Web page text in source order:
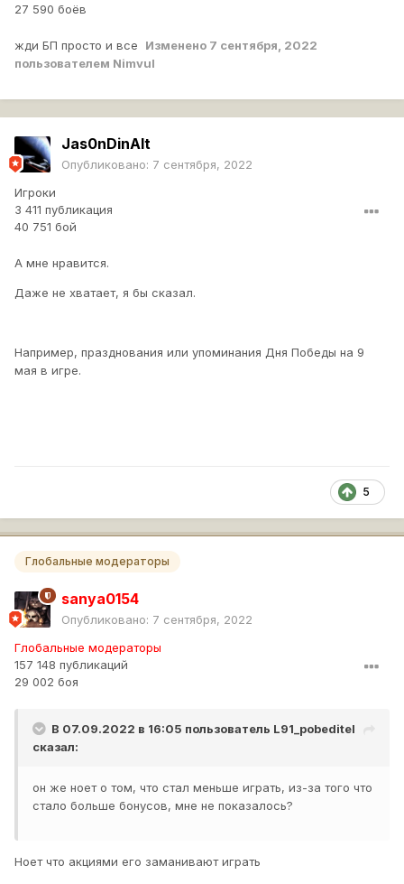
27 590 боёв
жди БП просто и все Изменено 7 сентября, 2022
пользователем Nimvul
Jas0nDinAlt
Опубликовано: 7 сентября, 2022
Игроки
3 411 публикация
40 751 бой
А мне нравится.
Даже не хватает, я бы сказал.
Например, празднования или упоминания Дня Победы на 9
мая в игре.
5
Глобальные модераторы
sanya0154
Опубликовано: 7 сентября, 2022
Глобальные модераторы
157 148 публикаций
29 002 боя
В 07.09.2022 в 16:05 пользователь L91_pobeditel
сказал:
он же ноет о том, что стал меньше играть, из-за того что
стало больше бонусов, мне не показалось?
Ноет что акциями его заманивают играть